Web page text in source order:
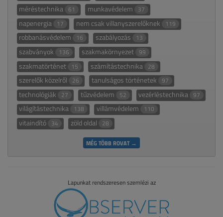
méréstechnika 61 munkavédelem 37
napenergia 17 nem csak villanyszerelőknek 119
robbanásvédelem 16 szabályozás 13
szabványok 136 szakmakörnyezet 99
szakmatörténet 15 számítástechnika 28
szerelők közelről 26 tanulságos történetek 97
technológiák 27 tűzvédelem 52 vezérléstechnika 97
világítástechnika 138 villámvédelem 110
vitaindító 34 zöld oldal 28
MÉG TÖBB ROVAT →
Lapunkat rendszeresen szemlézi az